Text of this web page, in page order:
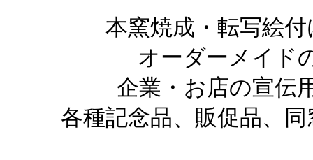
本窯焼成・転写絵
オーダーメイ
企業・お店の宣伝
各種記念品、販促品、